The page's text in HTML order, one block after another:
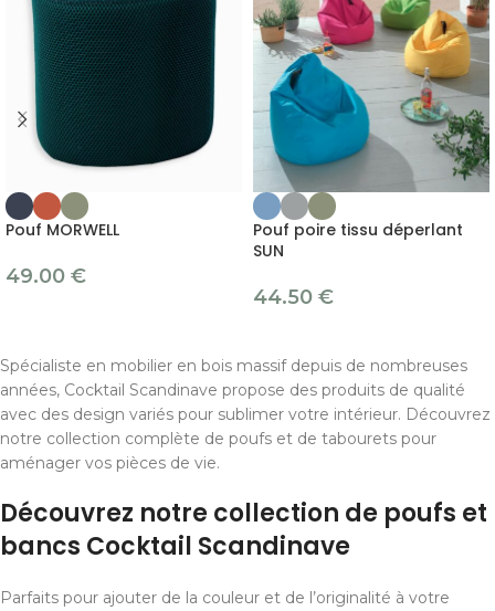
Pouf MORWELL
49.00 €
Pouf poire tissu déperlant
SUN
44.50 €
Spécialiste en mobilier en bois massif depuis de nombreuses
années, Cocktail Scandinave propose des produits de qualité
avec des design variés pour sublimer votre intérieur. Découvrez
notre collection complète de poufs et de tabourets pour
aménager vos pièces de vie.
Découvrez notre collection de poufs et
bancs Cocktail Scandinave
Parfaits pour ajouter de la couleur et de l’originalité à votre